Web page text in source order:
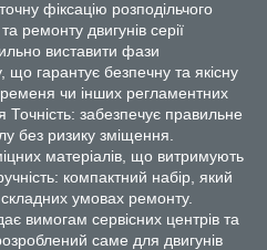
фіксацію розподільчого
ремонту двигунів серії
виставити фази
що гарантує безпечну та якісну
ременя чи інших регламентних
Точність: забезпечує правильне
без ризику зміщення.
матеріалів, що витримують
компактний набір, який
складних умовах ремонту.
вимогам сервісних центрів та
саме для двигунів